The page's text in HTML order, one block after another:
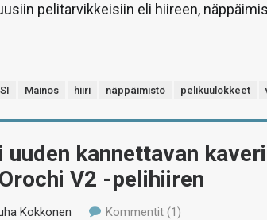
pelitarvikkeisiin eli hiireen,
Mainos hiiri näppäimistö pelikuulokkeet
uuden kannettavan
V2 -pelihiiren
Kokkonen Kommentit (1)